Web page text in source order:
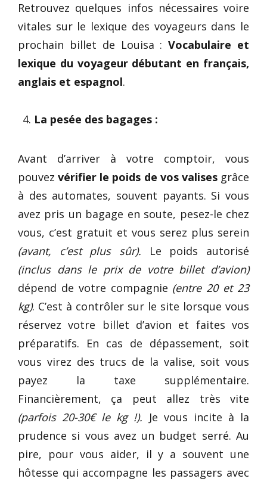
Retrouvez quelques infos nécessaires voire
vitales sur le lexique des voyageurs dans le
prochain billet de Louisa :Vocabulaire et
lexique du voyageur débutant en français,
anglais et espagnol.
La pesée des bagages :
Avant d’arriver à votre comptoir, vous
pouvez vérifier le poids de vos valises grâce
à des automates, souvent payants. Si vous
avez pris un bagage en soute, pesez-le chez
vous, c’est gratuit et vous serez plus serein
(avant, c’est plus sûr). Le poids autorisé
(inclus dans le prix de votre billet d’avion)
dépend de votre compagnie (entre 20 et 23
kg). C’est à contrôler sur le site lorsque vous
réservez votre billet d’avion et faites vos
préparatifs. En cas de dépassement, soit
vous virez des trucs de la valise, soit vous
payez la taxe supplémentaire.
Financièrement, ça peut allez très vite
(parfois 20-30€ le kg !). Je vous incite à la
prudence si vous avez un budget serré. Au
pire, pour vous aider, il y a souvent une
hôtesse qui accompagne les passagers avec